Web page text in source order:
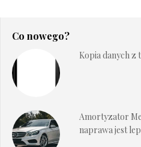
Co nowego?
Kopia danych
Amortyzator
naprawa jest